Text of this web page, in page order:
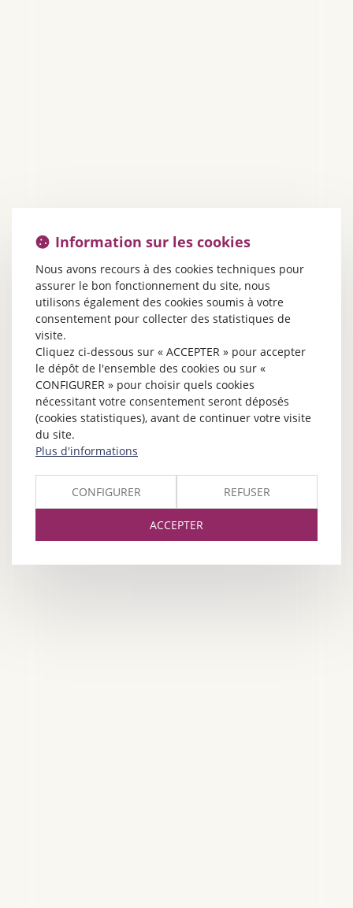
Information sur les cookies
Nous avons recours à des cookies techniques pour
assurer le bon fonctionnement du site, nous
utilisons également des cookies soumis à votre
consentement pour collecter des statistiques de
visite.
Cliquez ci-dessous sur « ACCEPTER » pour accepter
le dépôt de l'ensemble des cookies ou sur «
CONFIGURER » pour choisir quels cookies
nécessitant votre consentement seront déposés
(cookies statistiques), avant de continuer votre visite
du site.
Plus d'informations
CONFIGURER REFUSER
ACCEPTER